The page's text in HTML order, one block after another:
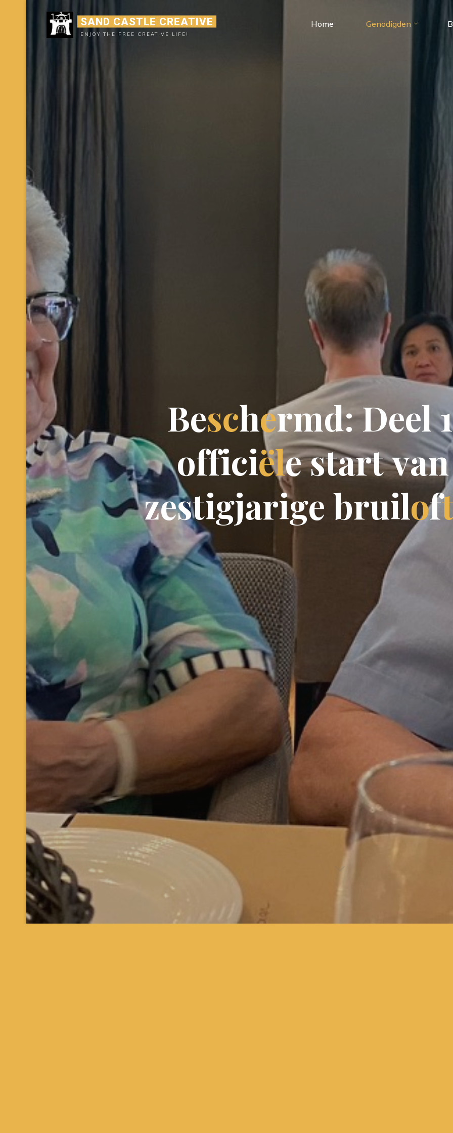
SAND CASTLE CREATIVE
ENJOY THE FREE CREATIVE LIFE!
Home Genodigden
Beschermd:Deel1
officiëlestartvan
zestigjarige bruilof